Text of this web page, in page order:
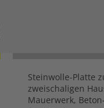
Steinwolle-Platte
zweischaligen
Mauerwerk,